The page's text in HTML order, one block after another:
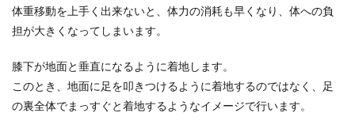
団す...
バスケの試合観戦でオススメな服装や
グッズ、マナーやルールも
体重移動を上手く出来ないと、体力の消耗も早くなり、体への負
担が大きくなってしまいます。
膝下が地面と垂直になるように着地します。
このとき、地面に足を叩きつけるように着地するのではなく、足
の裏全体でまっすぐと着地するようなイメージで行います。